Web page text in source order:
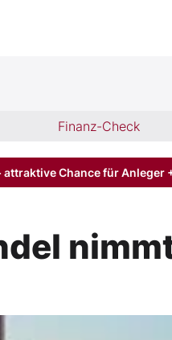
Finanz-Check
attraktive Chance für